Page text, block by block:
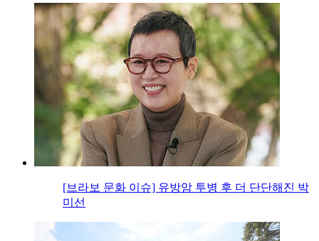
[브라보 문화 이슈] 유방암 투병 후 더 단단해진 박
미선